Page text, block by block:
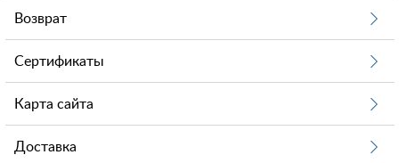
Возврат
Сертификаты
Карта сайта
Доставка